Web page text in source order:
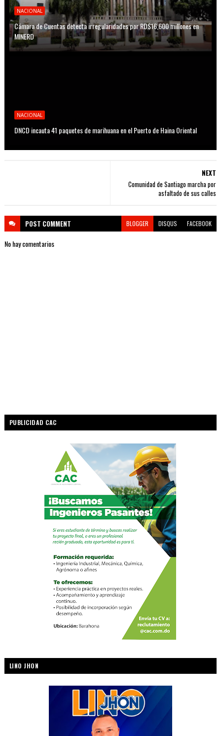
NACIONAL
Cámara de Cuentas detecta irregularidades por RD$16,600 millones en
MINERD
NACIONAL
DNCD incauta 41 paquetes de marihuana en el Puerto de Haina Oriental
NEXT
Comunidad de Santiago marcha por
asfaltado de sus calles
POST COMMENT BLOGGER DISQUS FACEBOOK
No hay comentarios
PUBLICIDAD CAC
LINO JHON